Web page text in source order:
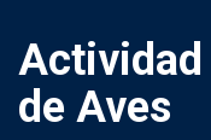
de Aves